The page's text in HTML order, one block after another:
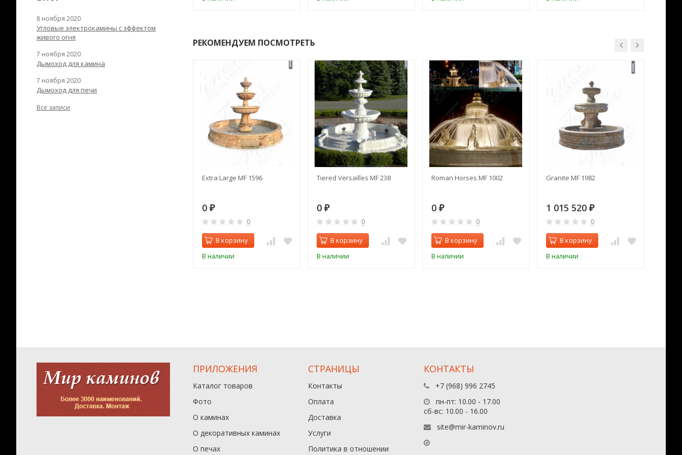
РЕКОМЕНДУЕМ ПОСМОТРЕТЬ
Extra Large MF 1596
0 ₽
0
В корзину
В наличии
Tiered Versailles MF 238
0 ₽
0
В корзину
В наличии
Roman Horses MF 1002
0 ₽
0
В корзину
В наличии
Granite MF 1982
1 015 520 ₽
0
В корзину
В наличии
8 ноября 2020
Угловые электрокамины с эффектом
живого огня
7 ноября 2020
Дымоход для камина
7 ноября 2020
Дымоход для печи
Все записи
ПРИЛОЖЕНИЯ
Каталог товаров
Фото
О каминах
О декоративных каминах
О печах
СТРАНИЦЫ
Контакты
Оплата
Доставка
Услуги
Политика в отношении
КОНТАКТЫ
+7 (968) 996 2745
пн-пт: 10.00 - 17.00
сб-вс: 10.00 - 16.00
site@mir-kaminov.ru